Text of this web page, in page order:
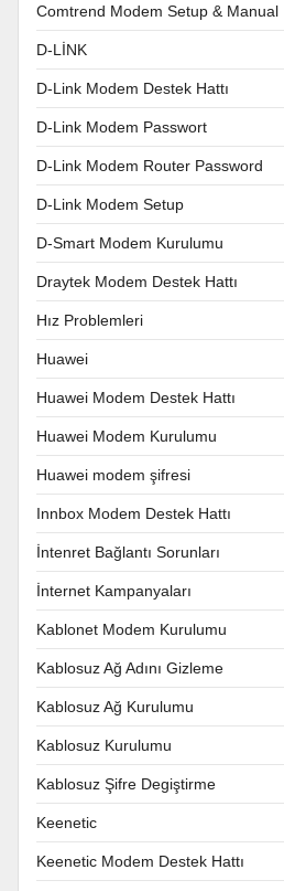
Comtrend Modem Setup & Manual
D-LİNK
D-Link Modem Destek Hattı
D-Link Modem Passwort
D-Link Modem Router Password
D-Link Modem Setup
D-Smart Modem Kurulumu
Draytek Modem Destek Hattı
Hız Problemleri
Huawei
Huawei Modem Destek Hattı
Huawei Modem Kurulumu
Huawei modem şifresi
Innbox Modem Destek Hattı
İntenret Bağlantı Sorunları
İnternet Kampanyaları
Kablonet Modem Kurulumu
Kablosuz Ağ Adını Gizleme
Kablosuz Ağ Kurulumu
Kablosuz Kurulumu
Kablosuz Şifre Degiştirme
Keenetic
Keenetic Modem Destek Hattı